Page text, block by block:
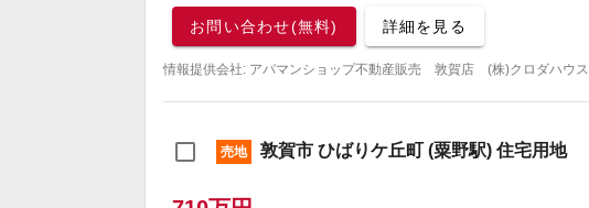
お問い合わせ(無料) 詳細を見る
情報提供会社: アパマンショップ不動産販売 敦賀店 (株)クロダハウス
売地 敦賀市 ひばりケ丘町 (粟野駅) 住宅用地